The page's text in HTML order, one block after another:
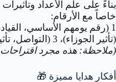
بناءً على علم الأعداد وتأثيرات
خاصاً مع الأرقام:
(تأثير الجوزاء)، 3 (التواصل، تأثير الجوزاء).
(ملاحظة: هذه مجرد اقتراحات
أفكار هدايا مميزة 🎁